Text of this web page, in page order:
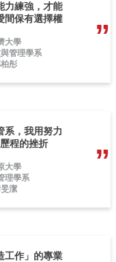
力練強，才能
間保有選擇權
大學
管理學系
彤
系，我用努力
程的挫折
大學
理學系
潔
工作」的專業